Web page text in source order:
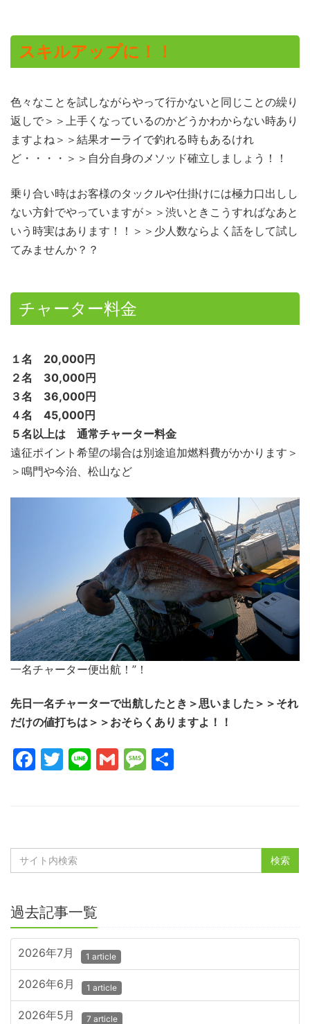
スキルアップに！！
色々なことを試しながらやって行かないと同じことの繰り
返しで＞＞上手くなっているのかどうかわからない時あり
ますよね＞＞結果オーライで釣れる時もあるけれ
ど・・・・＞＞自分自身のメソッド確立しましょう！！
乗り合い時はお客様のタックルや仕掛けには極力口出しし
ない方針でやっていますが＞＞渋いときこうすればなあと
いう時実はあります！！＞＞少人数ならよく話をして試し
てみませんか？？
チャーター料金
１名 20,000円
２名 30,000円
３名 36,000円
４名 45,000円
５名以上は 通常チャーター料金
遠征ポイント希望の場合は別途追加燃料費がかかります＞
＞鳴門や今治、松山など
一名チャーター便出航！”！
先日一名チャーターで出航したとき＞思いました＞＞それ
だけの値打ちは＞＞おそらくありますよ！！
Facebook
Twitter
LineGmailMessage
過去記事一覧
2026年7月 1 article
2026年6月 1 article
2026年5月 7 article